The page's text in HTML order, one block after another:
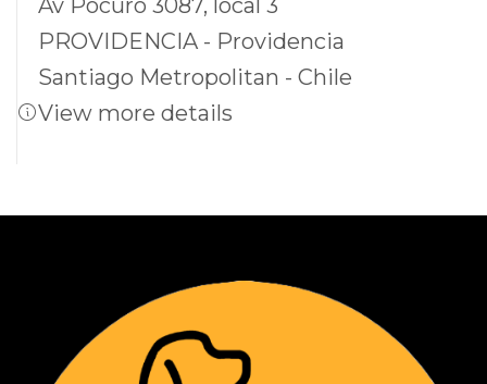
PROVIDENCIA - Providencia
Santiago Metropolitan - Chile
View more details